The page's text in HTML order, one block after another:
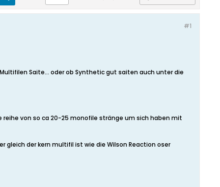
#1
Saite... oder ob Synthetic gut saiten auch unter die
von so ca 20-25 monofile stränge um sich haben mit
der kern multifil ist wie die Wilson Reaction oser